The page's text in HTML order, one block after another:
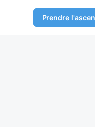
Prendre